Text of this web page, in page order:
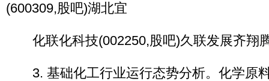
(600309,股吧)湖北宜
化联化科技(002250,股吧)久联发展齐翔
3. 基础化工行业运行态势分析。化学原